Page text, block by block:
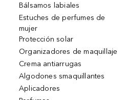
Bálsamos labiales
Estuches de perfumes de
mujer
Protección solar
Organizadores de maquillaje
Crema antiarrugas
Algodones smaquillantes
Aplicadores